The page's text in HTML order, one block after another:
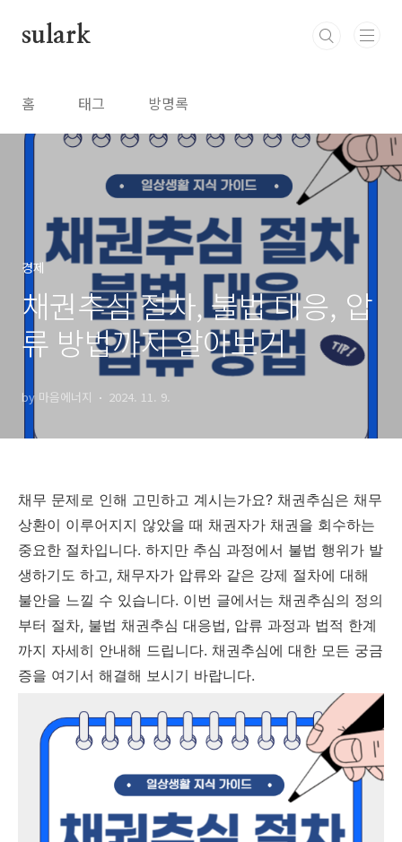
sulark
홈 태그 방명록
경제
채권추심 절차, 불법 대응, 압
류 방법까지 알아보기
by 마음에너지 2024. 11. 9.
채무 문제로 인해 고민하고 계시는가요? 채권추심은 채무
상환이 이루어지지 않았을 때 채권자가 채권을 회수하는
중요한 절차입니다. 하지만 추심 과정에서 불법 행위가 발
생하기도 하고, 채무자가 압류와 같은 강제 절차에 대해
불안을 느낄 수 있습니다. 이번 글에서는 채권추심의 정의
부터 절차, 불법 채권추심 대응법, 압류 과정과 법적 한계
까지 자세히 안내해 드립니다. 채권추심에 대한 모든 궁금
증을 여기서 해결해 보시기 바랍니다.